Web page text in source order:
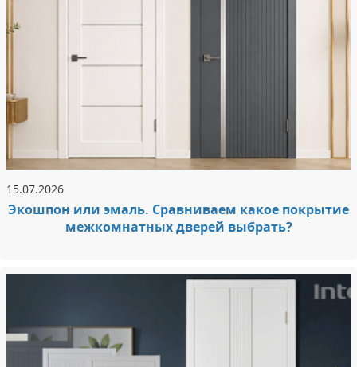
15.07.2026
Экошпон или эмаль. Сравниваем какое покрытие
межкомнатных дверей выбрать?